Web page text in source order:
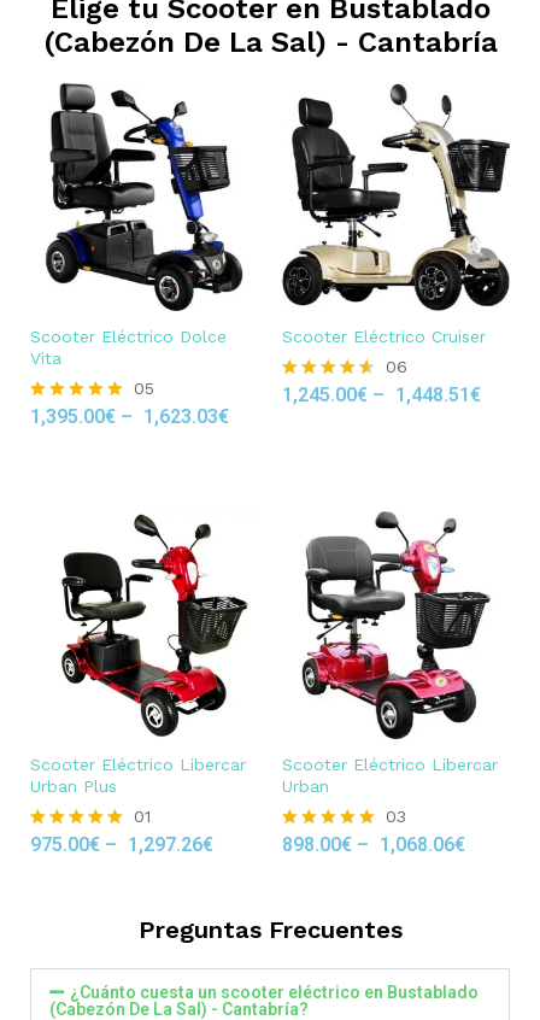
Elige tu Scooter en Bustablado
(Cabezón De La Sal) - Cantabría
Scooter Eléctrico Dolce
Vita
Rated
05
1,395.00€ – 1,623.03€
Scooter Eléctrico Cruiser
Rated
06
1,245.00€ – 1,448.51€
Scooter Eléctrico Libercar
Urban Plus
Rated
01
975.00€ – 1,297.26€
Scooter Eléctrico Libercar
Urban
Rated
03
898.00€ – 1,068.06€
Preguntas Frecuentes
¿Cuánto cuesta un scooter eléctrico en Bustablado
(Cabezón De La Sal) - Cantabría?